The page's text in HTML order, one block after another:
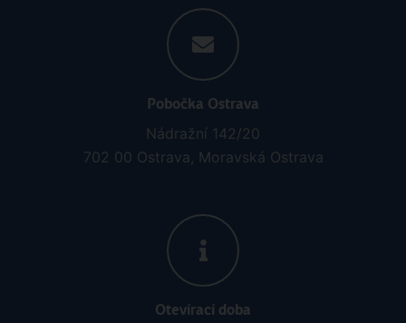
Pobočka Ostrava
Nádražní 142/20
702 00 Ostrava, Moravská Ostrava
Otevírací doba